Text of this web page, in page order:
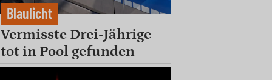
Blaulicht
Vermisste Drei-Jährige
tot in Pool gefunden